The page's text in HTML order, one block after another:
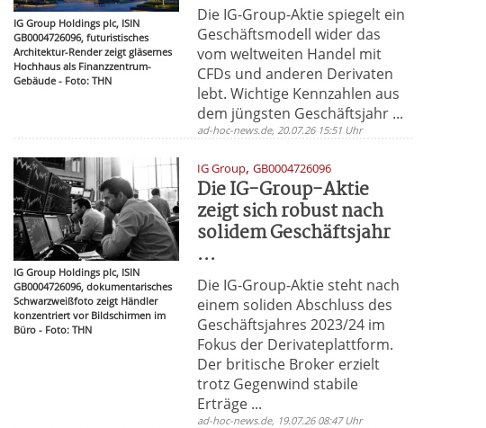
IG Group Holdings plc, ISIN
GB0004726096, futuristisches
Architektur-Render zeigt gläsernes
Hochhaus als Finanzzentrum-
Gebäude - Foto: THN
Die IG-Group-Aktie spiegelt ein
Geschäftsmodell wider das
vom weltweiten Handel mit
CFDs und anderen Derivaten
lebt. Wichtige Kennzahlen aus
dem jüngsten Geschäftsjahr ...
ad-hoc-news.de, 20.07.26 15:51 Uhr
IG Group Holdings plc, ISIN
GB0004726096, dokumentarisches
Schwarzweißfoto zeigt Händler
konzentriert vor Bildschirmen im
Büro - Foto: THN
IG Group,GB0004726096
Die IG-Group-Aktie
zeigt sich robust nach
solidem Geschäftsjahr
...
Die IG-Group-Aktie steht nach
einem soliden Abschluss des
Geschäftsjahres 2023/24 im
Fokus der Derivateplattform.
Der britische Broker erzielt
trotz Gegenwind stabile
Erträge ...
ad-hoc-news.de, 19.07.26 08:47 Uhr